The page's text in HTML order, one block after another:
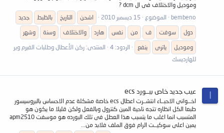
وموديل والاختلاف فى ال dcm ?
bembeno
الموضوع 15 ديسمبر 2010 اشحن التاريخ بالظبط
جديد
دول
سوفت ف من نفس هارد والاختلاف وسنة
وشهر
وموديل
ياترى ينفع الردود: 4 المنتدى: ركن الأعطال وطلبات الفيرم وير
للهارديسك
عيب جديد خاص ببــورد ecs
اخــوانى الاحبــاء انتشــرت اعطال ecs خاصة مشكلة عدم الاحساس بالبروسيسور
طبعا الكل انظاره تتجه ناحية المين كنترول وبالفعل ولكن قليلا ما يكون هو
المتسبب انما اغلب ما يتسبب هذا العطل فى تلك البورده هو موسفت apm2510
يمين اعلى سوكيــت الرام فوق الملف فلابد من...